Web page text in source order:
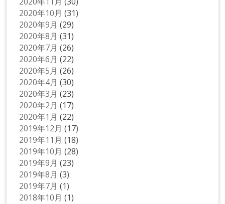
2020年10月 (31)
2020年9月 (29)
2020年8月 (31)
2020年7月 (26)
2020年6月 (22)
2020年5月 (26)
2020年4月 (30)
2020年3月 (23)
2020年2月 (17)
2020年1月 (22)
2019年12月 (17)
2019年11月 (18)
2019年10月 (28)
2019年9月 (23)
2019年8月 (3)
2019年7月 (1)
2018年10月 (1)